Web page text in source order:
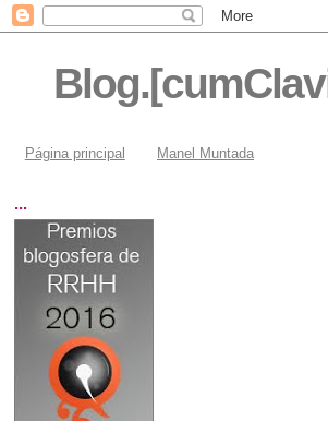
Página principal Manel Muntada
...